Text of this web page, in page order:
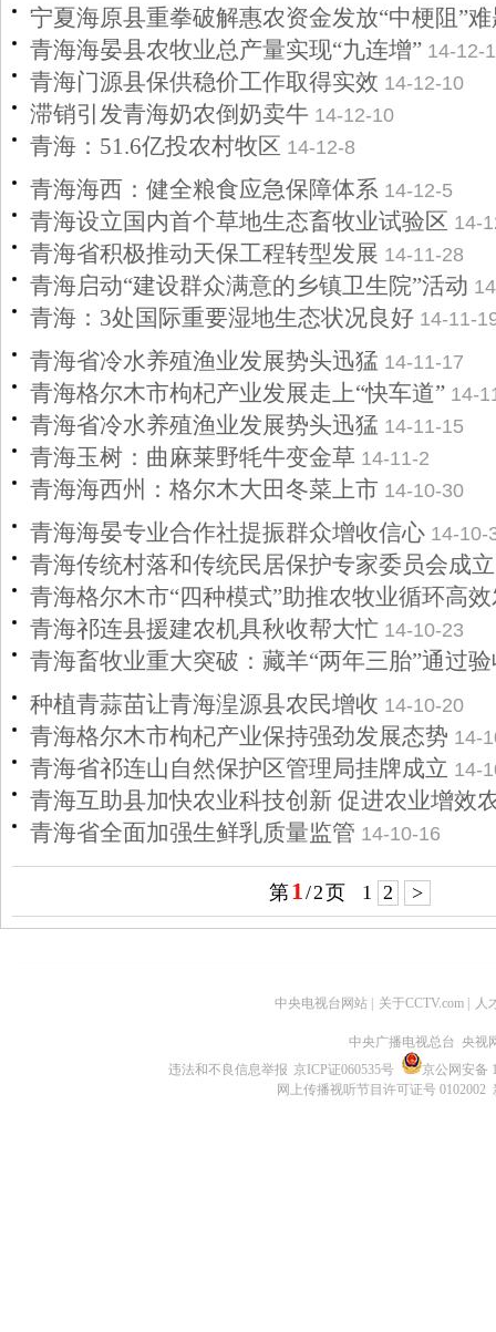
宁夏海原县重拳破解惠农资金发放“中梗阻”
青海海晏县农牧业总产量实现“九连增” 14-12-
青海门源县保供稳价工作取得实效 14-12-10
滞销引发青海奶农倒奶卖牛 14-12-10
青海：51.6亿投农村牧区 14-12-8
青海海西：健全粮食应急保障体系 14-12-5
青海设立国内首个草地生态畜牧业试验区 14-
青海省积极推动天保工程转型发展 14-11-28
青海启动“建设群众满意的乡镇卫生院”活动
青海：3处国际重要湿地生态状况良好 14-11-
青海省冷水养殖渔业发展势头迅猛 14-11-17
青海格尔木市枸杞产业发展走上“快车道” 14-
青海省冷水养殖渔业发展势头迅猛 14-11-15
青海玉树：曲麻莱野牦牛变金草 14-11-2
青海海西州：格尔木大田冬菜上市 14-10-30
青海海晏专业合作社提振群众增收信心 14-10-
青海传统村落和传统民居保护专家委员会成立
青海格尔木市“四种模式”助推农牧业循环高
青海祁连县援建农机具秋收帮大忙 14-10-23
青海畜牧业重大突破：藏羊“两年三胎”通过
种植青蒜苗让青海湟源县农民增收 14-10-20
青海格尔木市枸杞产业保持强劲发展态势 14-
青海省祁连山自然保护区管理局挂牌成立 14-
青海互助县加快农业科技创新 促进农业增效
青海省全面加强生鲜乳质量监管 14-10-16
第1/2页 1 2 >
中央电视台网站 关于CCTV.com 人
中央广播电视总台 央视
违法和不良信息举报 京ICP证060535号
京公网安备
网上传播视听节目许可证号 0102002